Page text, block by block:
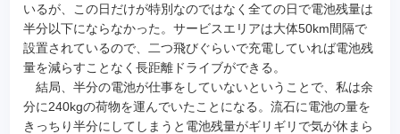
いるが、この日だけが特別なのではなく全ての日で電池残量は
半分以下にならなかった。サービスエリアは大体50km間隔で
設置されているので、二つ飛びぐらいで充電していれば電池残
量を減らすことなく長距離ドライブができる。
結局、半分の電池が仕事をしていないということで、私は余
分に240kgの荷物を運んでいたことになる。流石に電池の量を
きっちり半分にしてしまうと電池残量がギリギリで気が休まら